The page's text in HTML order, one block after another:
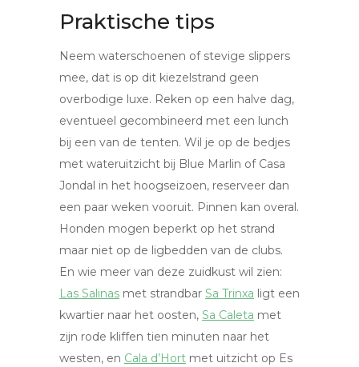
Praktische tips
Neem waterschoenen of stevige slippers
mee, dat is op dit kiezelstrand geen
overbodige luxe. Reken op een halve dag,
eventueel gecombineerd met een lunch
bij een van de tenten. Wil je op de bedjes
met wateruitzicht bij Blue Marlin of Casa
Jondal in het hoogseizoen, reserveer dan
een paar weken vooruit. Pinnen kan overal.
Honden mogen beperkt op het strand
maar niet op de ligbedden van de clubs.
En wie meer van deze zuidkust wil zien:
Las Salinas met strandbar Sa Trinxa ligt een
kwartier naar het oosten, Sa Caleta met
zijn rode kliffen tien minuten naar het
westen, en Cala d’Hort met uitzicht op Es